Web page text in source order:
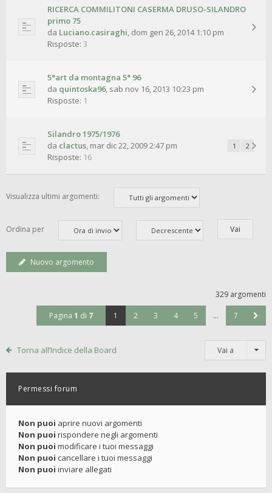
RICERCA COMMILITONI CASERMA DRUSO-SILANDRO
primo 75
da Luciano.casiraghi, dom gen 26, 2014 1:10 pm
Risposte: 3
5°art da montagna 5° 96
da quintoska96, sab nov 16, 2013 10:23 pm
Risposte: 1
Silandro 1975/1976
da clactus, mar dic 22, 2009 2:47 pm 1 2
Risposte: 16
Visualizza ultimi argomenti:
Ordina per
Nuovo argomento
329 argomenti
Pagina 1 di 7 1 2 3 4 5 … 7
Torna all’Indice della Board Vai a
Permessi forum
Non puoi aprire nuovi argomenti
Non puoi rispondere negli argomenti
Non puoi modificare i tuoi messaggi
Non puoi cancellare i tuoi messaggi
Non puoi inviare allegati